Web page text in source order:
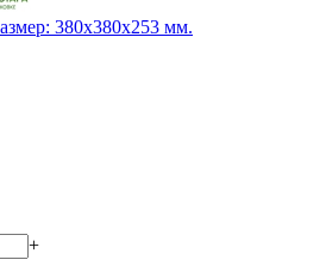
380х380х253 мм.
+